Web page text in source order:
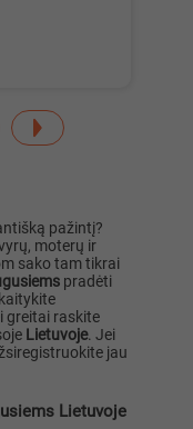
pažintį?
moterų ir
sako tam tikrai
pradėti
greitai raskite
Lietuvoje. Jei
jau
Lietuvoje